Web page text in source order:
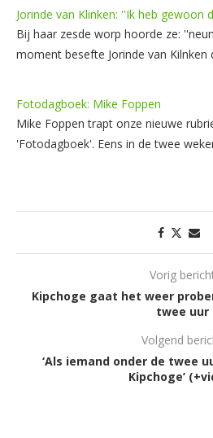
Jorinde van Klinken: ''Ik heb gewoon
Bij haar zesde worp hoorde ze:
moment besefte Jorinde van Kilnken
Fotodagboek: Mike Foppen
Mike Foppen trapt onze nieuwe
'Fotodagboek'. Eens in de twee
Vorig
Kipchoge gaat het weer
twee uur
Volgend
‘Als iemand onder de twee
Kipchoge’